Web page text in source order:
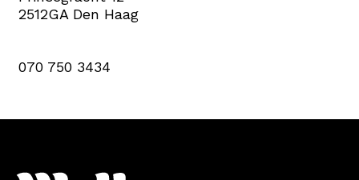
2512GA Den Haag
070 750 3434